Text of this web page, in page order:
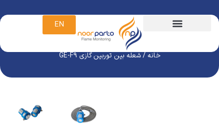
EN
شعله بین توربین گازی GE-F9
خانه/ شعله بین توربین گازی GE-F9